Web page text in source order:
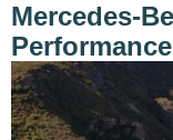
Mercedes-
Performance